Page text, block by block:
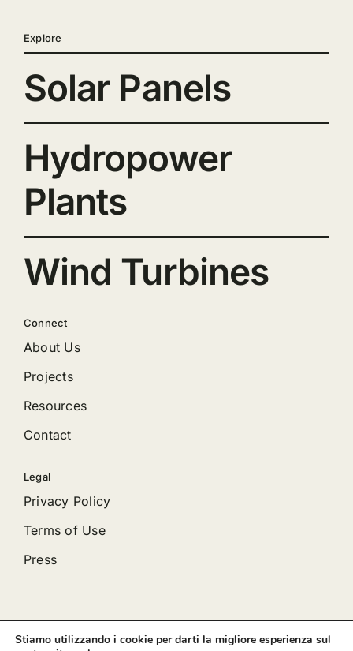
Explore
Solar Panels
Hydropower
Plants
Wind Turbines
Connect
About Us
Projects
Resources
Contact
Legal
Privacy Policy
Terms of Use
Press
© 2012 - 2026 •Avadais aWebsite BuilderforWordPress
Stiamo utilizzando i cookie per darti la migliore esperienza sul